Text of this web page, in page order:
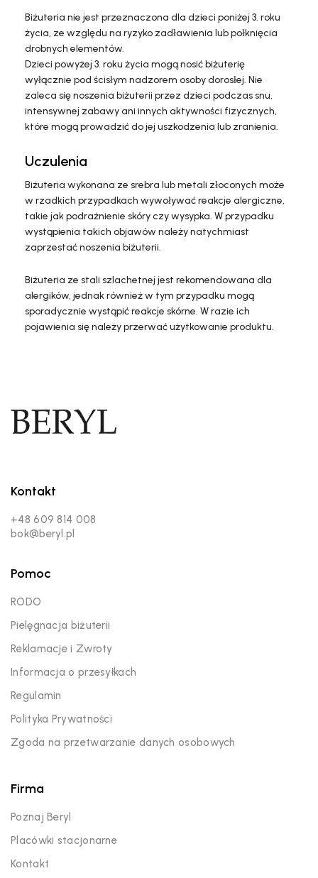
Biżuteria nie jest przeznaczona dla dzieci poniżej 3. roku
życia, ze względu na ryzyko zadławienia lub połknięcia
drobnych elementów.
Dzieci powyżej 3. roku życia mogą nosić biżuterię
wyłącznie pod ścisłym nadzorem osoby dorosłej. Nie
zaleca się noszenia biżuterii przez dzieci podczas snu,
intensywnej zabawy ani innych aktywności fizycznych,
które mogą prowadzić do jej uszkodzenia lub zranienia.
Uczulenia
Biżuteria wykonana ze srebra lub metali złoconych może
w rzadkich przypadkach wywoływać reakcje alergiczne,
takie jak podrażnienie skóry czy wysypka. W przypadku
wystąpienia takich objawów należy natychmiast
zaprzestać noszenia biżuterii.
Biżuteria ze stali szlachetnej jest rekomendowana dla
alergików, jednak również w tym przypadku mogą
sporadycznie wystąpić reakcje skórne. W razie ich
pojawienia się należy przerwać użytkowanie produktu.
Kontakt
+48 609 814 008
bok@beryl.pl
Pomoc
RODO
Pielęgnacja biżuterii
Reklamacje i Zwroty
Informacja o przesyłkach
Regulamin
Polityka Prywatności
Zgoda na przetwarzanie danych osobowych
Firma
Poznaj Beryl
Placówki stacjonarne
Kontakt